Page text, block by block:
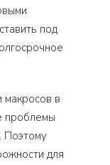
под
макросов в
проблемы
Поэтому
для